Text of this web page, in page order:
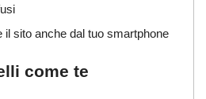
il sito anche dal tuo smartphone
come te